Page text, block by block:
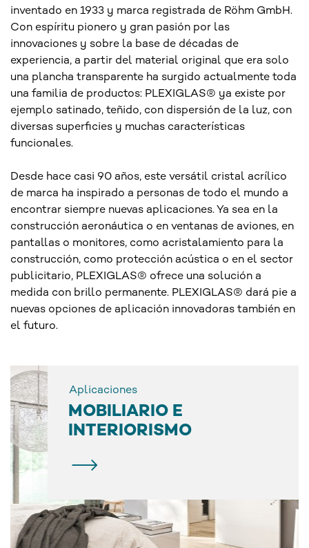
inventado en 1933 y marca registrada de Röhm GmbH.
Con espíritu pionero y gran pasión por las
innovaciones y sobre la base de décadas de
experiencia, a partir del material original que era solo
una plancha transparente ha surgido actualmente toda
una familia de productos: PLEXIGLAS® ya existe por
ejemplo satinado, teñido, con dispersión de la luz, con
diversas superficies y muchas características
funcionales.
Desde hace casi 90 años, este versátil cristal acrílico
de marca ha inspirado a personas de todo el mundo a
encontrar siempre nuevas aplicaciones. Ya sea en la
construcción aeronáutica o en ventanas de aviones, en
pantallas o monitores, como acristalamiento para la
construcción, como protección acústica o en el sector
publicitario, PLEXIGLAS® ofrece una solución a
medida con brillo permanente. PLEXIGLAS® dará pie a
nuevas opciones de aplicación innovadoras también en
el futuro.
Aplicaciones
MOBILIARIO E
INTERIORISMO